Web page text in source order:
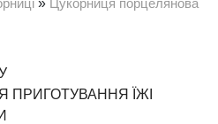
ПРИГОТУВАННЯ ЇЖІ